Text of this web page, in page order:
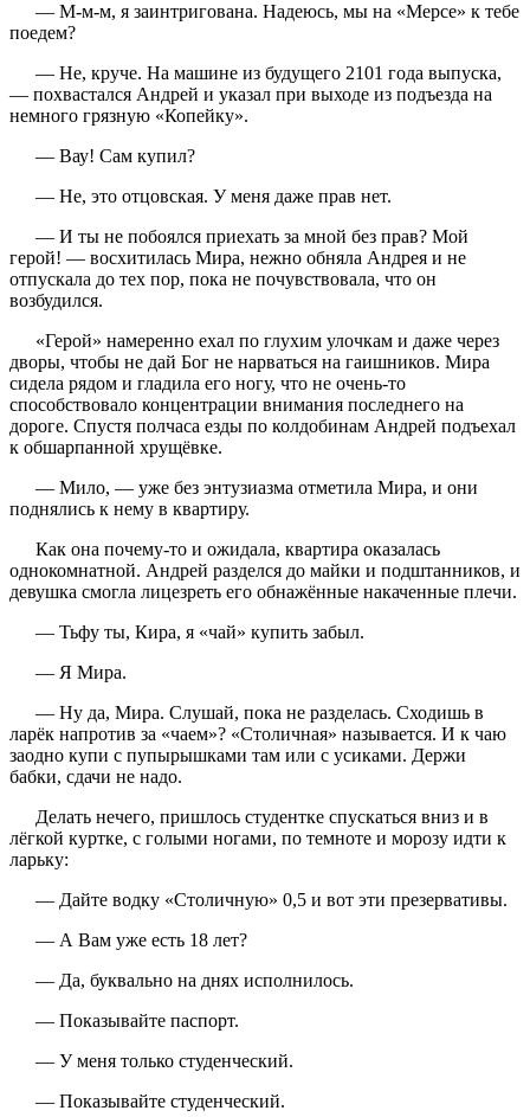
— М-м-м, я заинтригована. Надеюсь, мы на «Мерсе» к тебе
поедем?
— Не, круче. На машине из будущего 2101 года выпуска,
— похвастался Андрей и указал при выходе из подъезда на
немного грязную «Копейку».
— Вау! Сам купил?
— Не, это отцовская. У меня даже прав нет.
— И ты не побоялся приехать за мной без прав? Мой
герой! — восхитилась Мира, нежно обняла Андрея и не
отпускала до тех пор, пока не почувствовала, что он
возбудился.
«Герой» намеренно ехал по глухим улочкам и даже через
дворы, чтобы не дай Бог не нарваться на гаишников. Мира
сидела рядом и гладила его ногу, что не очень-то
способствовало концентрации внимания последнего на
дороге. Спустя полчаса езды по колдобинам Андрей подъехал
к обшарпанной хрущёвке.
— Мило, — уже без энтузиазма отметила Мира, и они
поднялись к нему в квартиру.
Как она почему-то и ожидала, квартира оказалась
однокомнатной. Андрей разделся до майки и подштанников, и
девушка смогла лицезреть его обнажённые накаченные плечи.
— Тьфу ты, Кира, я «чай» купить забыл.
— Я Мира.
— Ну да, Мира. Слушай, пока не разделась. Сходишь в
ларёк напротив за «чаем»? «Столичная» называется. И к чаю
заодно купи с пупырышками там или с усиками. Держи
бабки, сдачи не надо.
Делать нечего, пришлось студентке спускаться вниз и в
лёгкой куртке, с голыми ногами, по темноте и морозу идти к
ларьку:
— Дайте водку «Столичную» 0,5 и вот эти презервативы.
— А Вам уже есть 18 лет?
— Да, буквально на днях исполнилось.
— Показывайте паспорт.
— У меня только студенческий.
— Показывайте студенческий.